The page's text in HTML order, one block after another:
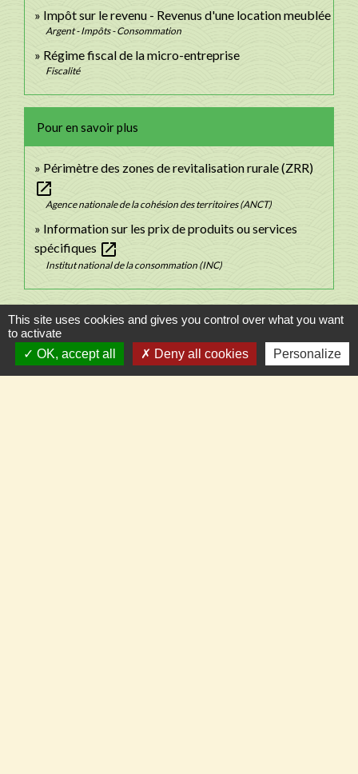
Impôt sur le revenu - Revenus d'une location meublée
Argent - Impôts - Consommation
Régime fiscal de la micro-entreprise
Fiscalité
Pour en savoir plus
Périmètre des zones de revitalisation rurale (ZRR)
open_in_new
Agence nationale de la cohésion des territoires (ANCT)
Information sur les prix de produits ou services
spécifiques open_in_new
Institut national de la consommation (INC)
Signaler une erreur sur cette page
This site uses cookies and gives you control over what you want
to activate
OK, accept all
Deny all cookies Personalize